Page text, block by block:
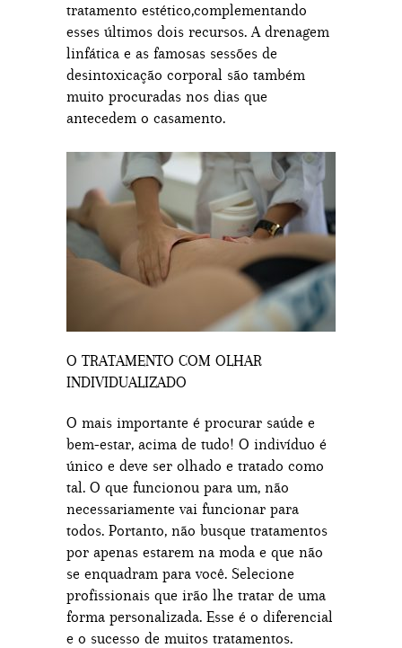
tratamento estético,complementando
esses últimos dois recursos. A drenagem
linfática e as famosas sessões de
desintoxicação corporal são também
muito procuradas nos dias que
antecedem o casamento.
O TRATAMENTO COM OLHAR
INDIVIDUALIZADO
O mais importante é procurar saúde e
bem-estar, acima de tudo! O indivíduo é
único e deve ser olhado e tratado como
tal. O que funcionou para um, não
necessariamente vai funcionar para
todos. Portanto, não busque tratamentos
por apenas estarem na moda e que não
se enquadram para você. Selecione
profissionais que irão lhe tratar de uma
forma personalizada. Esse é o diferencial
e o sucesso de muitos tratamentos.